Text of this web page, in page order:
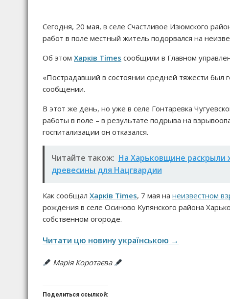
Сегодня, 20 мая, в селе Счастливое Изюмского
работ в поле местный житель подорвался на
Об этом Харків Times сообщили в Главном
«Пострадавший в состоянии средней тяжести был
сообщении.
В этот же день, но уже в селе Гонтаревка
работы в поле – в результате подрыва на
госпитализации он отказался.
Читайте також: На Харьковщине раскрыли
древесины для Нацгвардии
Как сообщал Харків Times, 7 мая на неизвестном
рождения в селе Осиново Купянского района
собственном огороде.
Читати цю новину українською →
Марія Коротаєва
Поделиться ссылкой: